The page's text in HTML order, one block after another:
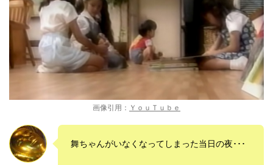
画像引用： ＹｏｕＴｕｂｅ
舞ちゃんがいなくなってしまった当日の夜･･･